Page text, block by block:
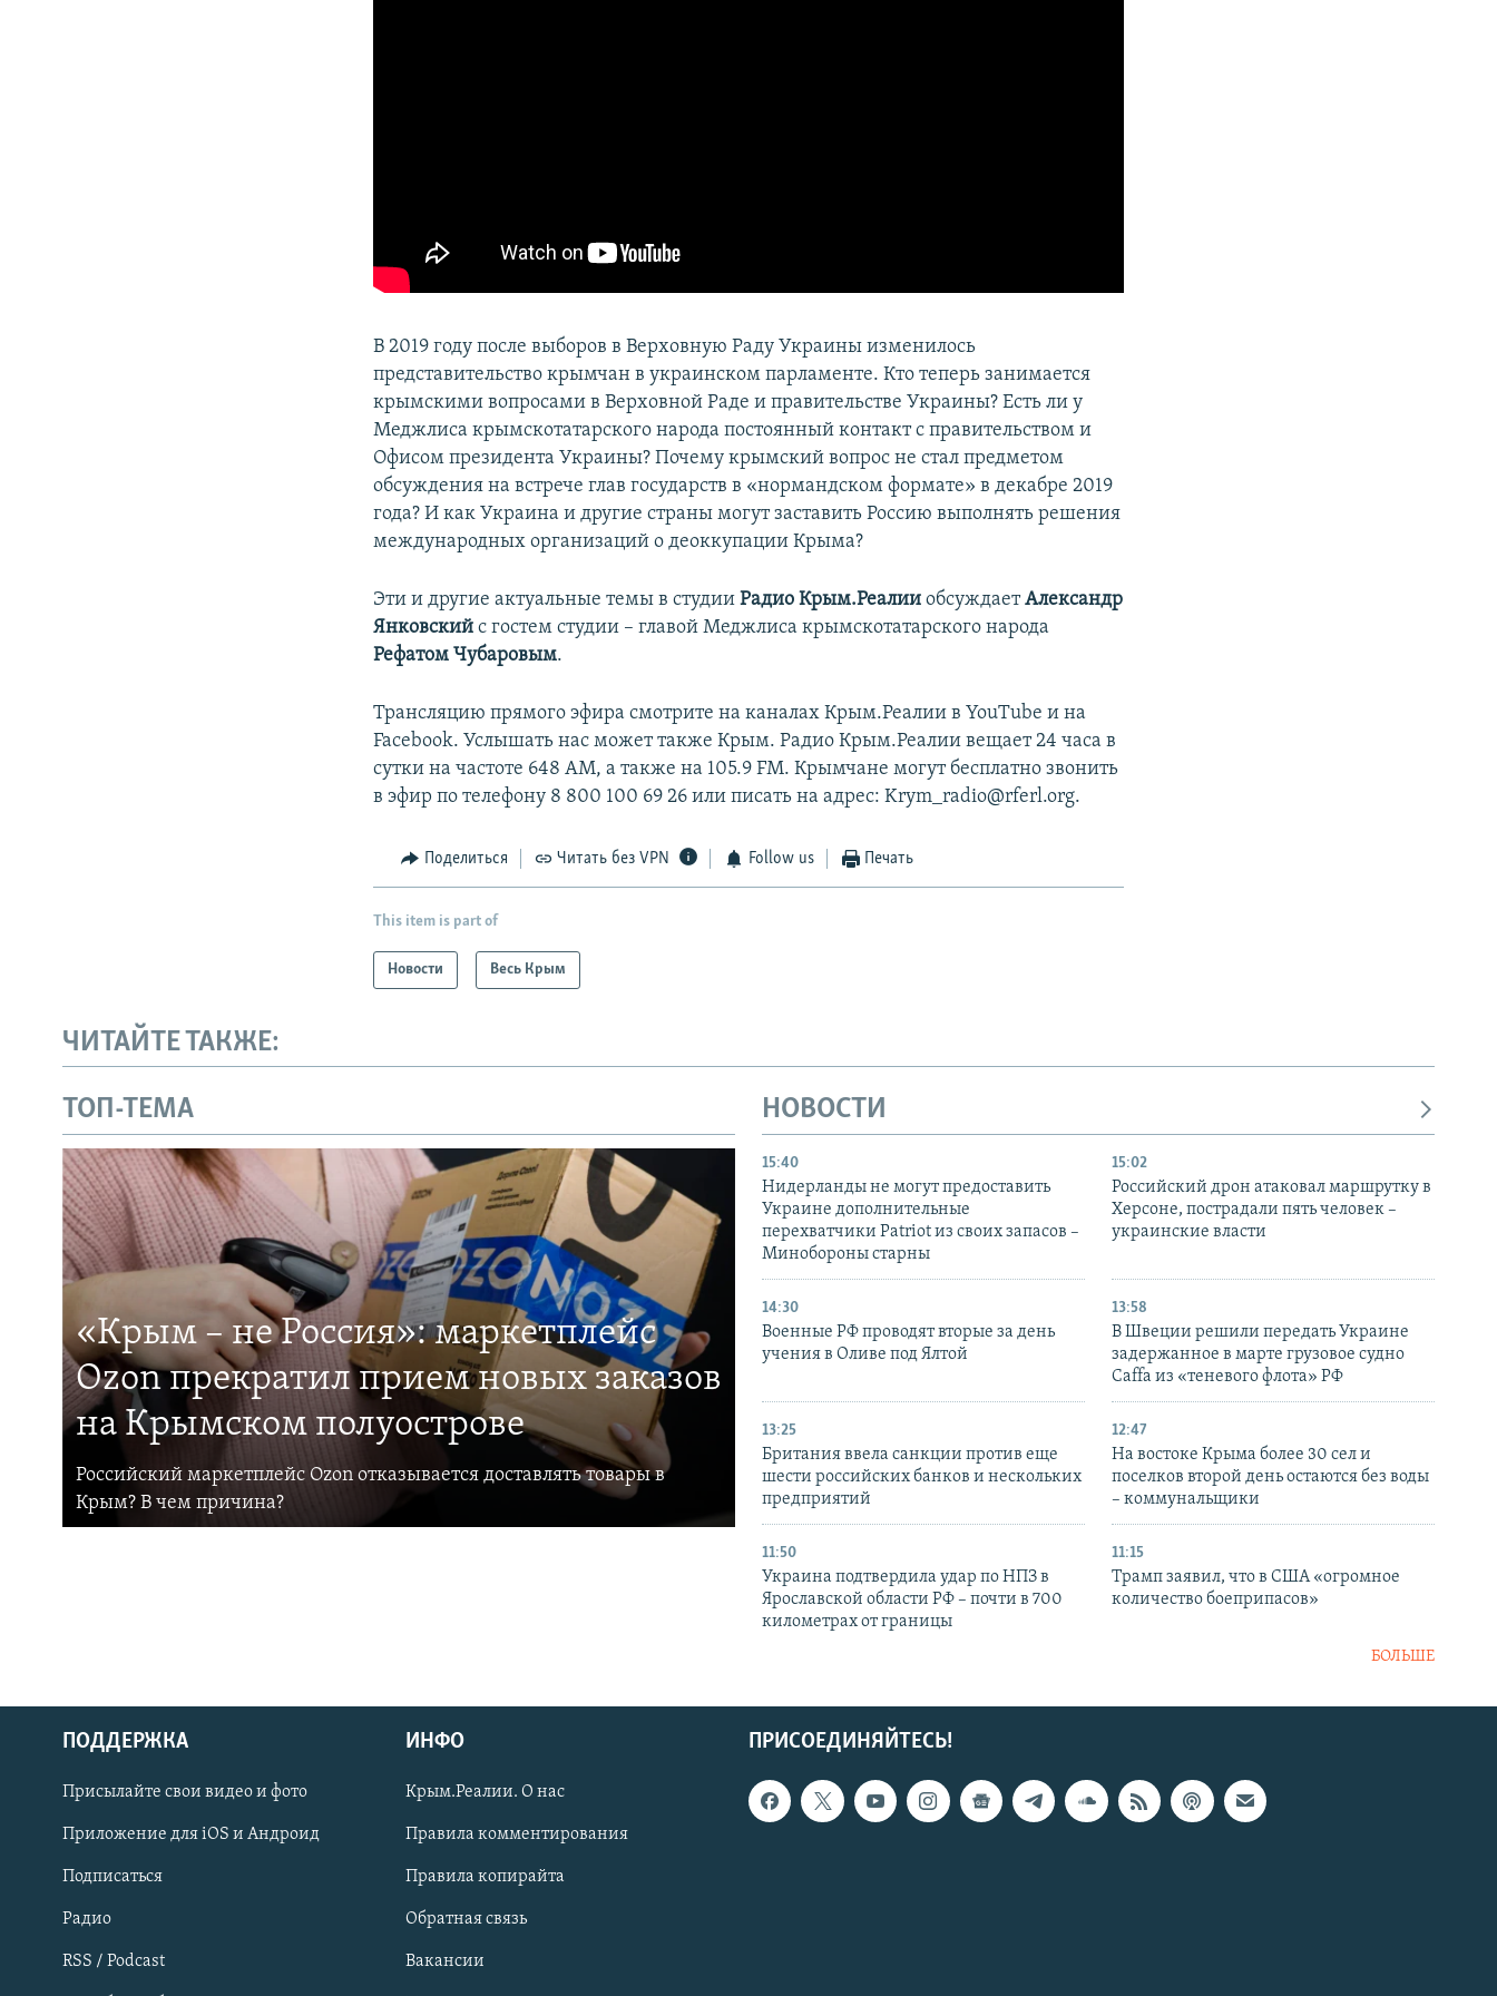
Українською
Qırımtatar
ПРИСОЕДИНЯЙТЕСЬ!
В 2019 году после выборов в Верховную Раду Украины изменилось
представительство крымчан в украинском парламенте. Кто теперь занимается
крымскими вопросами в Верховной Раде и правительстве Украины? Есть ли у
Меджлиса крымскотатарского народа постоянный контакт с правительством и
Офисом президента Украины? Почему крымский вопрос не стал предметом
обсуждения на встрече глав государств в «нормандском формате» в декабре 2019
года? И как Украина и другие страны могут заставить Россию выполнять решения
международных организаций о деоккупации Крыма?
Эти и другие актуальные темы в студииРадио Крым.РеалииобсуждаетАлександр
Янковский с гостем студии – главой Меджлиса крымскотатарского народа
Рефатом Чубаровым.
Трансляцию прямого эфира смотрите на каналах Крым.Реалии в YouTube и на
Facebook. Услышать нас может также Крым. Радио Крым.Реалии вещает 24 часа в
сутки на частоте 648 АМ, а также на 105.9 FM. Крымчане могут бесплатно звонить
в эфир по телефону 8 800 100 69 26 или писать на адрес: Krym_radio@rferl.org.
Поделиться Читать без VPN Follow us Печать
This item is part of
Новости Весь Крым
ЧИТАЙТЕ ТАКЖЕ:
ТОП-ТЕМА
«Крым – не Россия»: маркетплейс
Ozon прекратил прием новых заказов
на Крымском полуострове
Российский маркетплейс Ozon отказывается доставлять товары в
Крым? В чем причина?
НОВОСТИ
15:40
Нидерланды не могут предоставить
Украине дополнительные
перехватчики Patriot из своих запасов –
Минобороны старны
15:02
Российский дрон атаковал маршрутку в
Херсоне, пострадали пять человек –
украинские власти
14:30
Военные РФ проводят вторые за день
учения в Оливе под Ялтой
13:58
В Швеции решили передать Украине
задержанное в марте грузовое судно
Caffa из «теневого флота» РФ
13:25
Британия ввела санкции против еще
шести российских банков и нескольких
предприятий
12:47
На востоке Крыма более 30 сел и
поселков второй день остаются без воды
– коммунальщики
11:50
Украина подтвердила удар по НПЗ в
Ярославской области РФ – почти в 700
километрах от границы
11:15
Трамп заявил, что в США «огромное
количество боеприпасов»
БОЛЬШЕ
ПРИСОЕДИНЯЙТЕСЬ!
ПОДДЕРЖКА
Присылайте свои видео и фото
Приложение для iOS и Андроид
Подписаться
Радио
RSS / Podcast
ИНФО
Крым.Реалии. О нас
Правила комментирования
Правила копирайта
Обратная связь
Вакансии